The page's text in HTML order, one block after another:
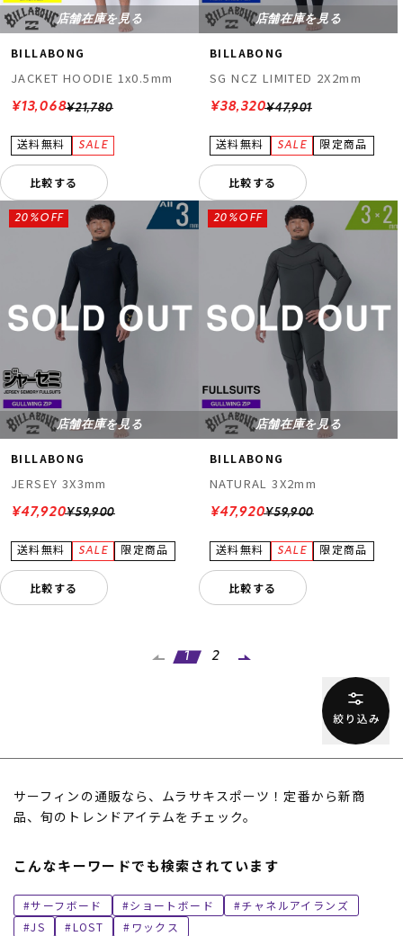
店舗在庫を見る
BILLABONG
JACKET HOODIE 1x0.5mm
¥21,780
¥13,068
比較する
店舗在庫を見る
BILLABONG
SG NCZ LIMITED 2X2mm
¥47,901
¥38,320
比較する
店舗在庫を見る
BILLABONG
JERSEY 3X3mm
¥59,900
20%OFF
¥47,920
比較する
店舗在庫を見る
BILLABONG
NATURAL 3X2mm
¥59,900
20%OFF
¥47,920
比較する
1 2
サーフィンの通販なら、ムラサキスポーツ！定番から新商
品、旬のトレンドアイテムをチェック。
こんなキーワードでも検索されています
サーフボード ショートボード
チャネルアイランズ
JS
LOST ワックス